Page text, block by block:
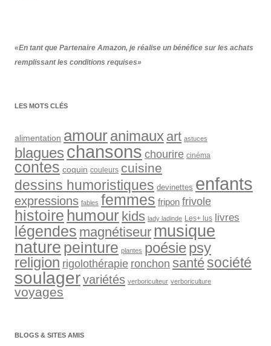
«En tant que Partenaire Amazon, je réalise un bénéfice sur les achats
remplissant les conditions requises»
LES MOTS CLÉS
alimentation amouranimaux art astuces
blagues chansons chourire cinéma
contes coquin couleurs cuisine
dessins humoristiques devinettes enfants
expressions fables femmes fripon frivole
histoire humour kids lady ladinde Les+ lus livres
légendes magnétiseur musique
nature peinture plantes poésiepsy
religion rigolothérapie ronchon santé société
soulagervariétés verboriculteur verboriculture
voyages
BLOGS & SITES AMIS